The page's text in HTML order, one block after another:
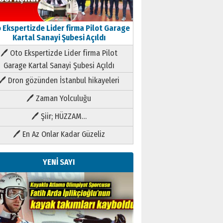
Ekspertizde Lider firma Pilot Garage
Kartal Sanayi Şubesi Açıldı
🖊 Oto Ekspertizde Lider firma Pilot
Garage Kartal Sanayi Şubesi Açıldı
Dron gözünden İstanbul hikayeleri
🖊 Zaman Yolculuğu
🖊 Şiir; HÜZZAM…
🖊 En Az Onlar Kadar Güzeliz
YENİ SAYI